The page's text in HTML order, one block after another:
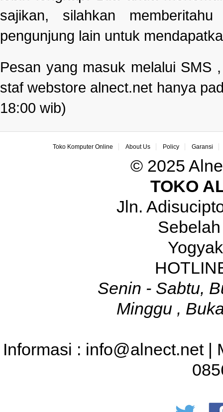
sajikan, silahkan
pengunjung lain untuk
Pesan yang masuk melalui SMS
staf webstore alnect.net hanya
18:00 wib)
Toko Komputer Online About Us Policy Garansi
© 2025
TOKO
Jln.
Senin - Sabtu,
Minggu ,
Informasi : info@alnect.net |